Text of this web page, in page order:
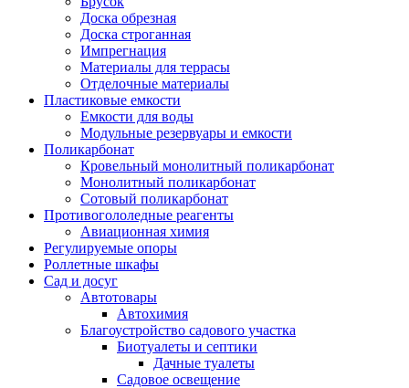
Доска обрезная
Доска строганная
Импрегнация
Материалы для террасы
Отделочные материалы
Пластиковые емкости
Емкости для воды
Модульные резервуары и емкости
Поликарбонат
Кровельный монолитный поликарбонат
Монолитный поликарбонат
Сотовый поликарбонат
Противогололедные реагенты
Авиационная химия
Регулируемые опоры
Роллетные шкафы
Сад и досуг
Автотовары
Автохимия
Благоустройство садового участка
Биотуалеты и септики
Дачные туалеты
Садовое освещение